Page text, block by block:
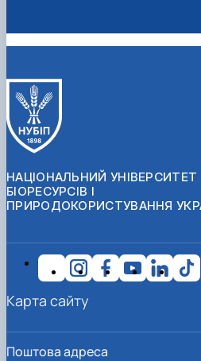
НАЦІОНАЛЬНИЙ УНІВЕРСИТЕТ
БІОРЕСУРСІВ І
ПРИРОДОКОРИСТУВАННЯ
Поштова адреса
Карта сайту